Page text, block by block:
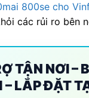
800se cho
các rủi ro bên
TẬN NƠI –
– LẮP ĐẶT